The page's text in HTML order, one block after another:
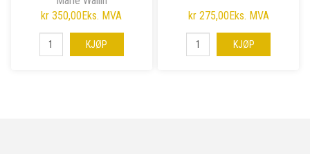
kr 350,00Eks. MVA
KJØP
kr 275,00Eks. MVA
KJØP